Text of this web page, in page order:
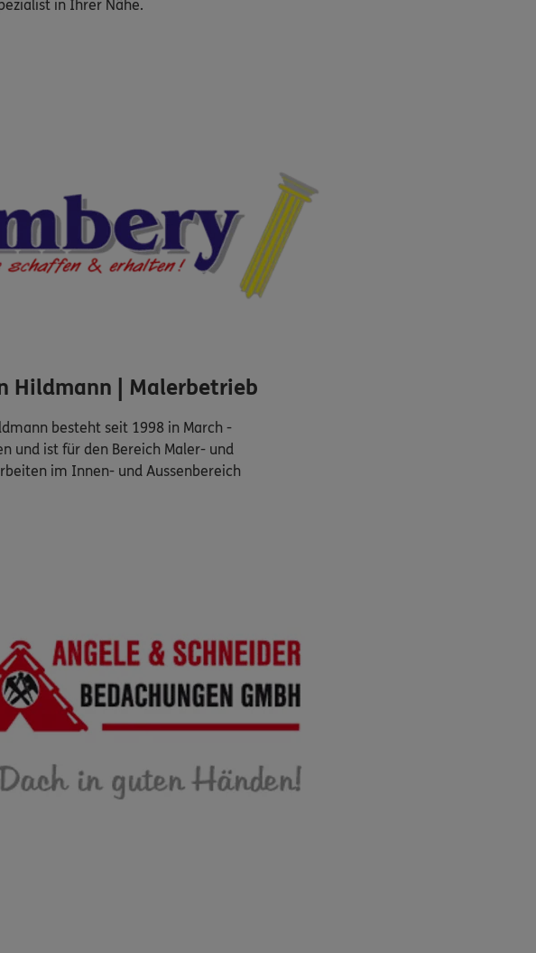
in Ihrer Nähe.
Hildmann | Malerbetrieb
besteht seit 1998 in March -
und ist für den Bereich Maler- und
im Innen- und Aussenbereich